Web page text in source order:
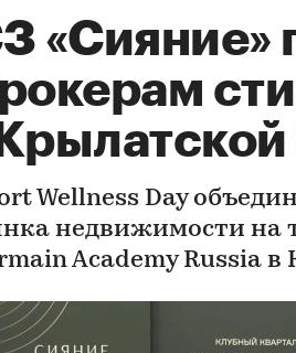
«Сияние»
Wellness Day
недвижимости на
Academy Russia